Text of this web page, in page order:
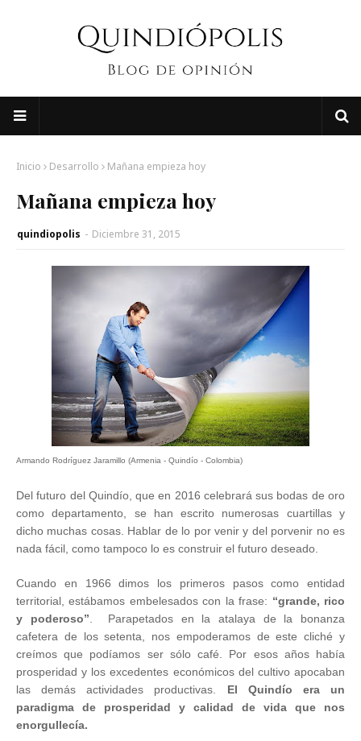
Inicio Desarrollo Mañana empieza hoy
Mañana empieza hoy
quindiopolis - Diciembre 31, 2015
Armando Rodríguez Jaramillo (Armenia - Quindío - Colombia)
Del futuro del Quindío, que en 2016 celebrará sus bodas de oro
como departamento, se han escrito numerosas cuartillas y
dicho muchas cosas. Hablar de lo por venir y del porvenir no es
nada fácil, como tampoco lo es construir el futuro deseado.
Cuando en 1966 dimos los primeros pasos como entidad
territorial, estábamos embelesados con la frase: “grande, rico
y poderoso” . Parapetados en la atalaya de la bonanza
cafetera de los setenta, nos empoderamos de este cliché y
creímos que podíamos ser sólo café. Por esos años había
prosperidad y los excedentes económicos del cultivo apocaban
las demás actividades productivas. El Quindío era un
paradigma de prosperidad y calidad de vida que nos
enorgullecía.